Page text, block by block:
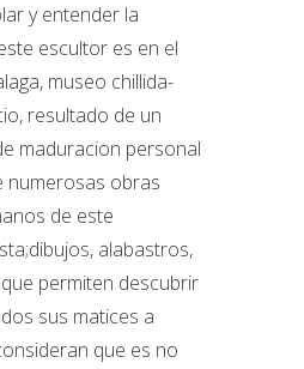
y entender la
escultor es en el
museo chillida-
resultado de un
maduracion personal
numerosas obras
de este
alabastros,
permiten descubrir
sus matices a
que es no